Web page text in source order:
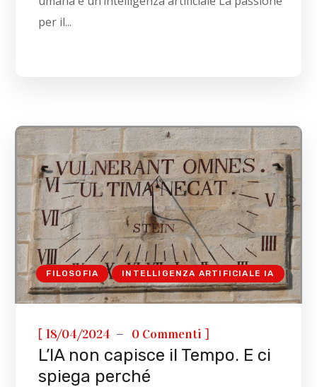
per il...
FILOSOFIA INTELLIGENZA ARTIFICIALE IA
[18/04/2024 0 Commenti ]
L’IA non capisce il Tempo. E ci
spiega perché